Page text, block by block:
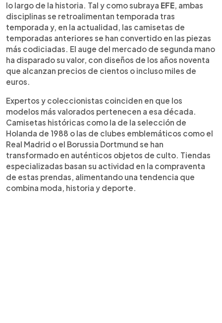
lo largo de la historia. Tal y como subraya EFE, ambas
disciplinas se retroalimentan temporada tras
temporada y, en la actualidad, las camisetas de
temporadas anteriores se han convertido en las piezas
más codiciadas. El auge del mercado de segunda mano
ha disparado su valor, con diseños de los años noventa
que alcanzan precios de cientos o incluso miles de
euros.
Expertos y coleccionistas coinciden en que los
modelos más valorados pertenecen a esa década.
Camisetas históricas como la de la selección de
Holanda de 1988 o las de clubes emblemáticos como el
Real Madrid o el Borussia Dortmund se han
transformado en auténticos objetos de culto. Tiendas
especializadas basan su actividad en la compraventa
de estas prendas, alimentando una tendencia que
combina moda, historia y deporte.